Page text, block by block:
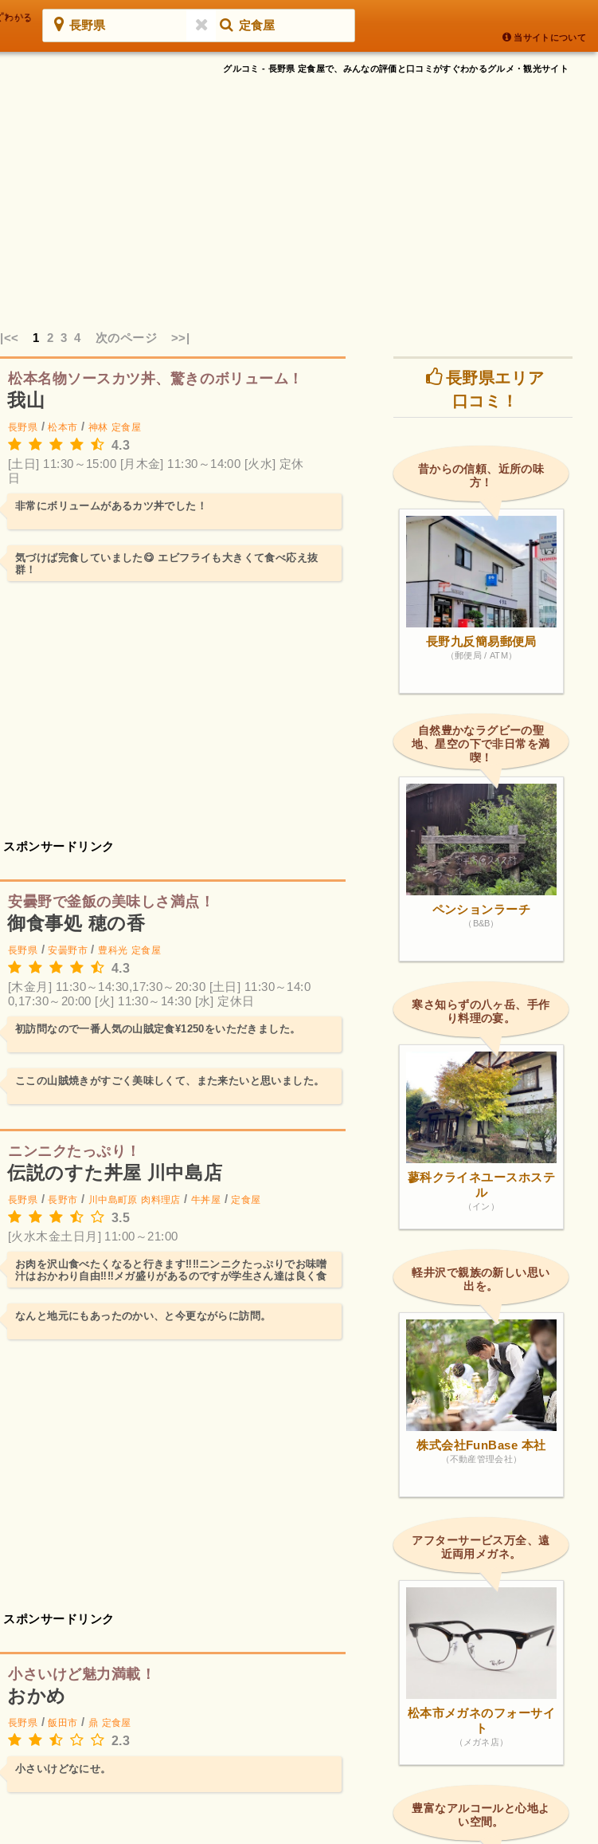
長野県 定食屋
当サイトについて
グルコミ - 長野県 定食屋で、みんなの評価と口コミがすぐわかるグルメ・観光サイト
|<< 1 2 3 4 次のページ >>|
松本名物ソースカツ丼、驚きのボリューム！
我山
長野県 /松本市 / 神林 定食屋
4.3
[土日] 11:30～15:00 [月木金] 11:30～14:00 [火水] 定休
日
非常にボリュームがあるカツ丼でした！
気づけば完食していました😋 エビフライも大きくて食べ応え抜
群！
スポンサードリンク
安曇野で釜飯の美味しさ満点！
御食事処 穂の香
長野県 /安曇野市/ 豊科光 定食屋
4.3
[木金月] 11:30～14:30,17:30～20:30 [土日] 11:30～14:0
0,17:30～20:00 [火] 11:30～14:30 [水] 定休日
初訪問なので一番人気の山賊定食¥1250をいただきました。
ここの山賊焼きがすごく美味しくて、また来たいと思いました。
ニンニクたっぷり！
伝説のすた丼屋 川中島店
長野県 /長野市 / 川中島町原 肉料理店 / 牛丼屋 / 定食屋
3.5
[火水木金土日月] 11:00～21:00
お肉を沢山食べたくなると行きます‼️‼️ニンニクたっぷりでお味噌
汁はおかわり自由‼️‼️メガ盛りがあるのですが学生さん達は良く食
べてます。
なんと地元にもあったのかい、と今更ながらに訪問。
スポンサードリンク
小さいけど魅力満載！
おかめ
長野県 /飯田市 / 鼎 定食屋
2.3
小さいけどなにせ。
長野県エリア
口コミ！
昔からの信頼、近所の味
方！
長野九反簡易郵便局
（郵便局 / ATM）
自然豊かなラグビーの聖
地、星空の下で非日常を満
喫！
ペンションラーチ
（B&B）
寒さ知らずの八ヶ岳、手作
り料理の宴。
蓼科クライネユースホステ
ル
（イン）
軽井沢で親族の新しい思い
出を。
株式会社FunBase 本社
（不動産管理会社）
アフターサービス万全、遠
近両用メガネ。
松本市メガネのフォーサイ
ト
（メガネ店）
豊富なアルコールと心地よ
い空間。